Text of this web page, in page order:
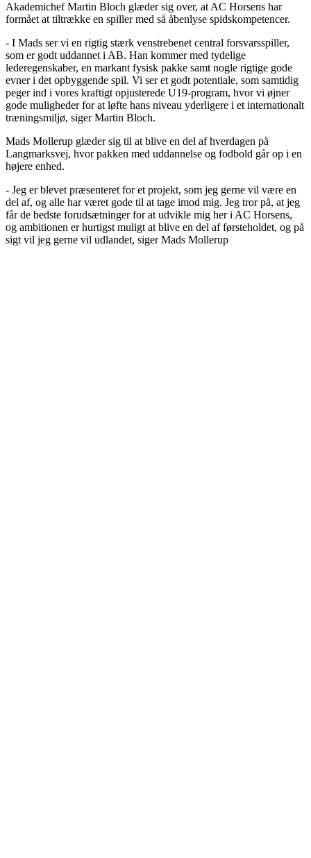
Akademichef Martin Bloch glæder sig over, at AC Horsens har
formået at tiltrække en spiller med så åbenlyse spidskompetencer.
- I Mads ser vi en rigtig stærk venstrebenet central forsvarsspiller,
som er godt uddannet i AB. Han kommer med tydelige
lederegenskaber, en markant fysisk pakke samt nogle rigtige gode
evner i det opbyggende spil. Vi ser et godt potentiale, som samtidig
peger ind i vores kraftigt opjusterede U19-program, hvor vi øjner
gode muligheder for at løfte hans niveau yderligere i et internationalt
træningsmiljø, siger Martin Bloch.
Mads Mollerup glæder sig til at blive en del af hverdagen på
Langmarksvej, hvor pakken med uddannelse og fodbold går op i en
højere enhed.
- Jeg er blevet præsenteret for et projekt, som jeg gerne vil være en
del af, og alle har været gode til at tage imod mig. Jeg tror på, at jeg
får de bedste forudsætninger for at udvikle mig her i AC Horsens,
og ambitionen er hurtigst muligt at blive en del af førsteholdet, og på
sigt vil jeg gerne vil udlandet, siger Mads Mollerup